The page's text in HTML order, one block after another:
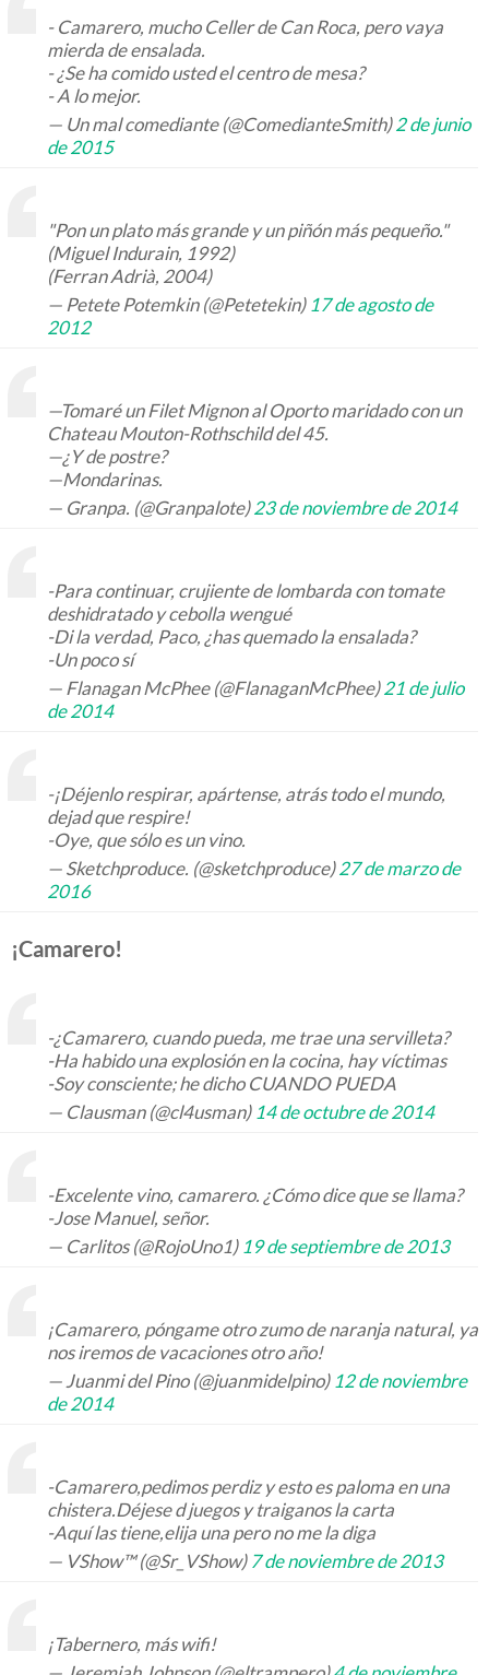
- Camarero, mucho Celler de Can Roca, pero vaya
mierda de ensalada.
- ¿Se ha comido usted el centro de mesa?
- A lo mejor.
— Un mal comediante (@ComedianteSmith)2 de junio
de 2015
"Pon un plato más grande y un piñón más pequeño."
(Miguel Indurain, 1992)
(Ferran Adrià, 2004)
— Petete Potemkin (@Petetekin) 17 de agosto de
2012
—Tomaré un Filet Mignon al Oporto maridado con un
Chateau Mouton-Rothschild del 45.
—¿Y de postre?
—Mondarinas.
— Granpa. (@Granpalote)23 de noviembre de 2014
-Para continuar, crujiente de lombarda con tomate
deshidratado y cebolla wengué
-Di la verdad, Paco, ¿has quemado la ensalada?
-Un poco sí
— Flanagan McPhee (@FlanaganMcPhee)21 de julio
de 2014
-¡Déjenlo respirar, apártense, atrás todo el mundo,
dejad que respire!
-Oye, que sólo es un vino.
— Sketchproduce. (@sketchproduce)27 de marzo de
2016
¡Camarero!
-¿Camarero, cuando pueda, me trae una servilleta?
-Ha habido una explosión en la cocina, hay víctimas
-Soy consciente; he dicho CUANDO PUEDA
— Clausman (@cl4usman) 14 de octubre de 2014
-Excelente vino, camarero. ¿Cómo dice que se llama?
-Jose Manuel, señor.
— Carlitos (@RojoUno1) 19 de septiembre de 2013
¡Camarero, póngame otro zumo de naranja natural, ya
nos iremos de vacaciones otro año!
— Juanmi del Pino (@juanmidelpino) 12 de noviembre
de 2014
-Camarero,pedimos perdiz y esto es paloma en una
chistera.Déjese d juegos y traiganos la carta
-Aquí las tiene,elija una pero no me la diga
— VShow™ (@Sr_VShow) 7 de noviembre de 2013
¡Tabernero, más wifi!